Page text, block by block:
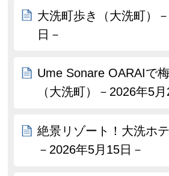
大洗町歩き（大洗町）
日－
Ume Sonare OARAIで
（大洗町）－2026年5月
絶景リゾート！大洗ホ
－2026年5月15日－